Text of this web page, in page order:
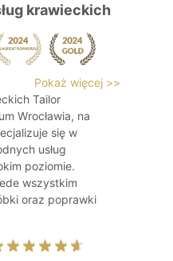
krawieckich
Pokaż więcej >>
Tailor
Wrocławia, na
się w
usług
poziomie.
wszystkim
oraz poprawki